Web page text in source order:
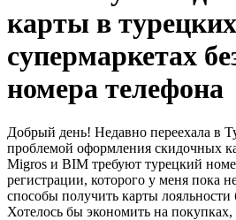
карты в турецких
супермаркетах
номера телефона
Добрый день! Недавно переехала в
проблемой оформления скидочных
Migros и BIM требуют турецкий
регистрации, которого у меня пока
способы получить карты лояльности
Хотелось бы экономить на